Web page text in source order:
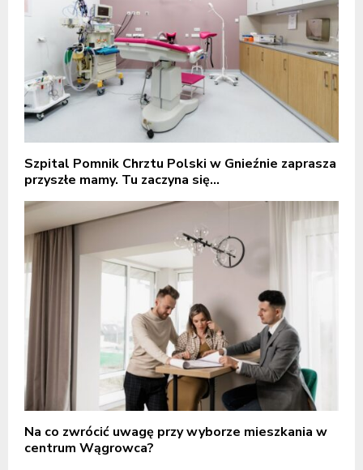
Szpital Pomnik Chrztu Polski w Gnieźnie zaprasza
przyszłe mamy. Tu zaczyna się...
Na co zwrócić uwagę przy wyborze mieszkania w
centrum Wągrowca?